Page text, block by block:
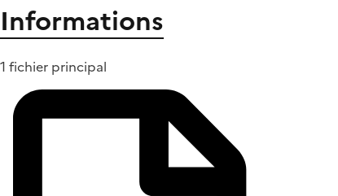
Informations
1 fichier principal